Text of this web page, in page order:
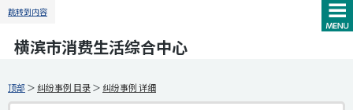
跳转到内容
横滨市消费生活综合中心
顶部 ＞ 纠纷事例 目录＞ 纠纷事例 详细